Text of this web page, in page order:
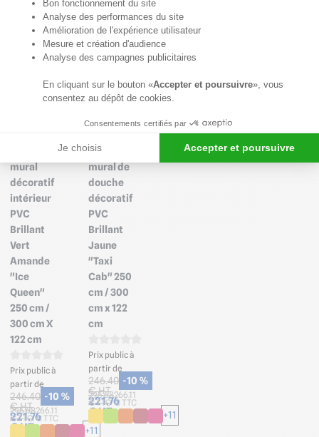
246.40
€ HT
221.76
€ HT
-10 %
€ TTC
266.11
€ TTC
+11
€ HT
221.76
€ HT
295.68
€ TTC
266.11
€ TTC
+11
mural
décoratif
intérieur
PVC
Brillant
Vert
Amande
"Ice
Queen"
250 cm /
300 cm X
122 cm
Prix public à
partir de
246.40
€ HT
221.76
€ HT
-10 %
295.68
€ TTC
266.11
€ TTC
+11
verre
Panneau
mural de
douche
décoratif
PVC
Brillant
Jaune
"Taxi
Cab" 250
cm / 300
cm x 122
cm
Prix public à
partir de
246.40
€ HT
221.76
€ HT
-10 %
295.68
€ TTC
266.11
€ TTC
+11
Bon fonctionnement du site
Analyse des performances du site
Amélioration de l'expérience utilisateur
Mesure et création d'audience
Analyse des campagnes publicitaires
En cliquant sur le bouton «Accepter et poursuivre», vous
consentez au dépôt de cookies.
Consentements certifiés par
Je choisis Accepter et poursuivre